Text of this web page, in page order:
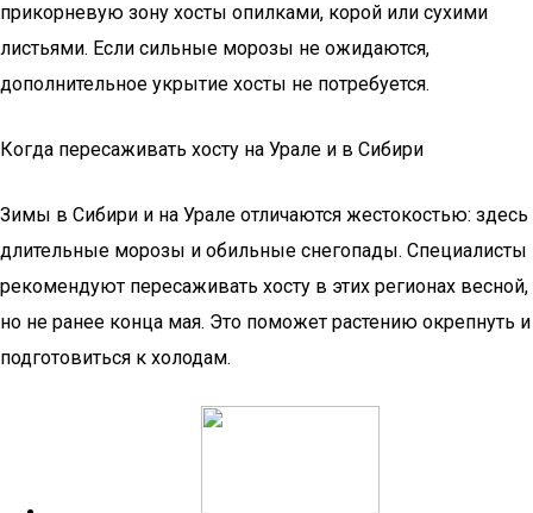
прикорневую зону хосты опилками, корой или сухими
листьями. Если сильные морозы не ожидаются,
дополнительное укрытие хосты не потребуется.
Когда пересаживать хосту на Урале и в Сибири
Зимы в Сибири и на Урале отличаются жестокостью: здесь
длительные морозы и обильные снегопады. Специалисты
рекомендуют пересаживать хосту в этих регионах весной,
но не ранее конца мая. Это поможет растению окрепнуть и
подготовиться к холодам.